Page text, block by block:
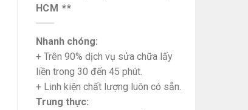
HCM **
Nhanh chóng:
+ Trên 90% dịch vụ sửa chữa lấy
liền trong 30 đến 45 phút.
+ Linh kiện chất lượng luôn có sẵn.
Trung thực: